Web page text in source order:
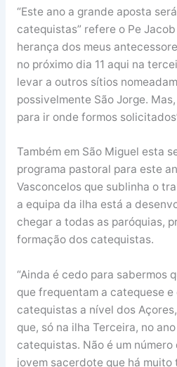
“Este ano a grande aposta
catequistas” refere o Pe Jacob
herança dos meus
no próximo dia 11 aqui na
levar a outros sítios
possivelmente São Jorge.
para ir onde formos
Também em São Miguel esta
programa pastoral para este
Vasconcelos que sublinha o
a equipa da ilha está a
chegar a todas as paróquias,
formação dos catequistas.
“Ainda é cedo para sabermos
que frequentam a catequese e
catequistas a nível dos
que, só na ilha Terceira, no
catequistas. Não é um número
jovem sacerdote que há muito